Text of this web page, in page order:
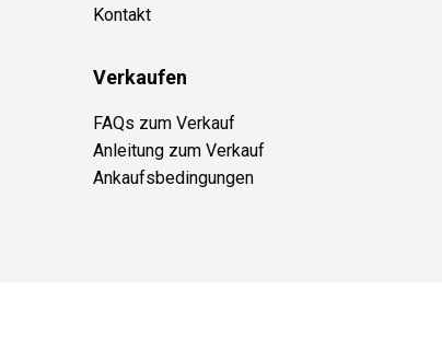
Kontakt
Verkaufen
FAQs zum Verkauf
Anleitung zum Verkauf
Ankaufsbedingungen